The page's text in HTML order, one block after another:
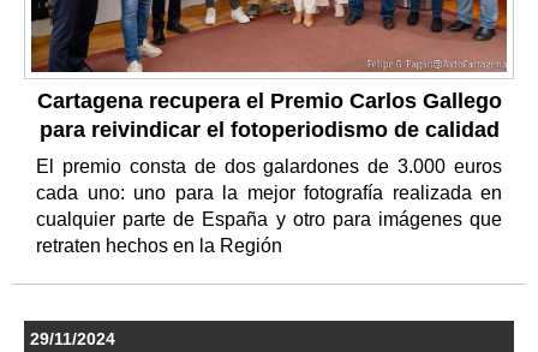
Cartagena recupera el Premio Carlos Gallego
para reivindicar el fotoperiodismo de calidad
El premio consta de dos galardones de 3.000 euros
cada uno: uno para la mejor fotografía realizada en
cualquier parte de España y otro para imágenes que
retraten hechos en la Región
29/11/2024